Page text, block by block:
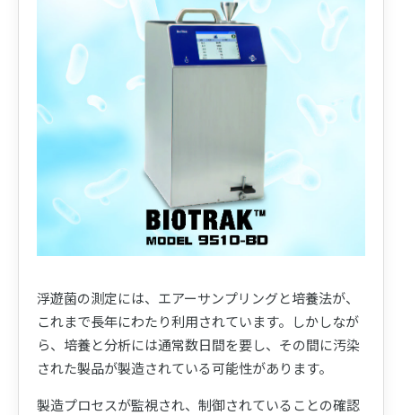
浮遊菌の測定には、エアーサンプリングと培養法が、
これまで長年にわたり利用されています。しかしなが
ら、培養と分析には通常数日間を要し、その間に汚染
された製品が製造されている可能性があります。
製造プロセスが監視され、制御されていることの確認